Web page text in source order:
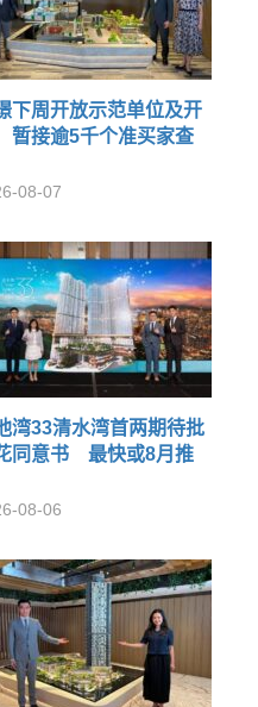
下周开放示范单位及开
接逾5千个准买家查
08-07
湾33清水湾首两期待批
同意书 最快或8月推
08-06